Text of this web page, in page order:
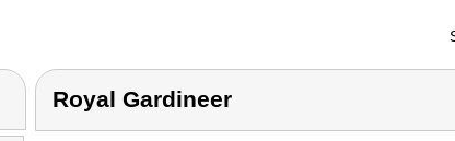
Royal Gardineer